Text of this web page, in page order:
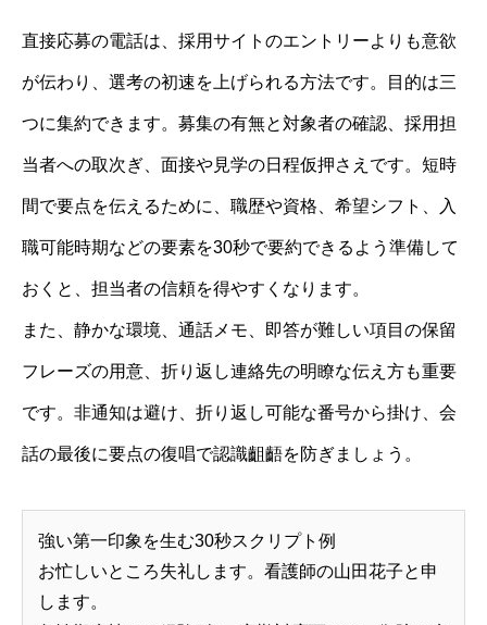
直接応募の電話は、採用サイトのエントリーよりも意欲
が伝わり、選考の初速を上げられる方法です。目的は三
つに集約できます。募集の有無と対象者の確認、採用担
当者への取次ぎ、面接や見学の日程仮押さえです。短時
間で要点を伝えるために、職歴や資格、希望シフト、入
職可能時期などの要素を30秒で要約できるよう準備して
おくと、担当者の信頼を得やすくなります。
また、静かな環境、通話メモ、即答が難しい項目の保留
フレーズの用意、折り返し連絡先の明瞭な伝え方も重要
です。非通知は避け、折り返し可能な番号から掛け、会
話の最後に要点の復唱で認識齟齬を防ぎましょう。
強い第一印象を生む30秒スクリプト例
お忙しいところ失礼します。看護師の山田花子と申
します。